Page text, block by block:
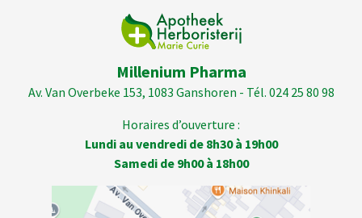
Millenium Pharma
Av. Van Overbeke 153, 1083 Ganshoren - Tél. 024 25 80 98
Horaires d’ouverture :
Lundi au vendredi de 8h30 à 19h00
Samedi de 9h00 à 18h00